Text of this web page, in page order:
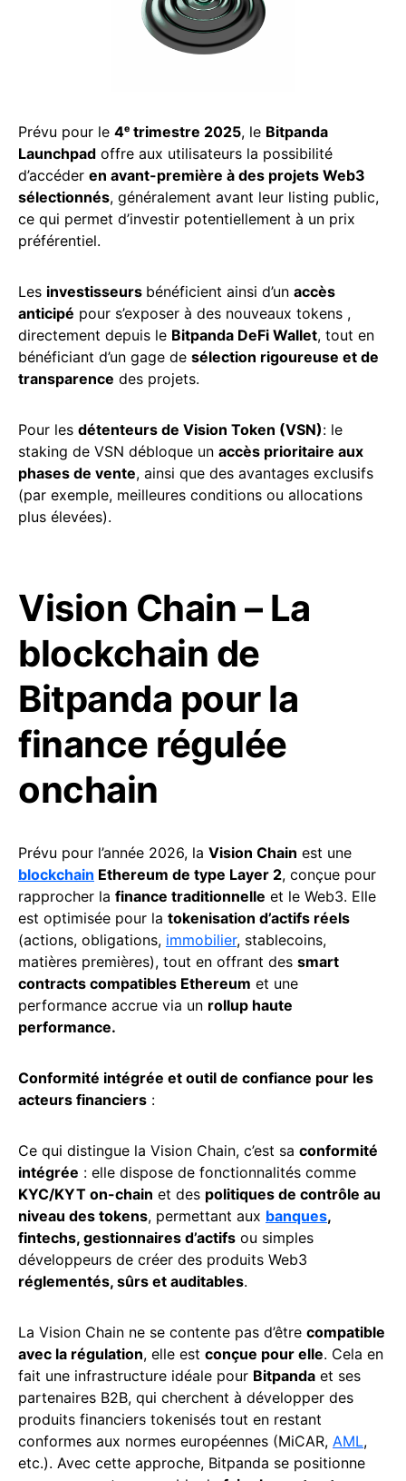
Prévu pour le 4ᵉ trimestre 2025, le Bitpanda
Launchpad offre aux utilisateurs la possibilité
d’accéder en avant-première à des projets Web3
sélectionnés, généralement avant leur listing public,
ce qui permet d’investir potentiellement à un prix
préférentiel.
Les investisseurs bénéficient ainsi d’un accès
anticipé pour s’exposer à des nouveaux tokens ,
directement depuis le Bitpanda DeFi Wallet, tout en
bénéficiant d’un gage de sélection rigoureuse et de
transparence des projets.
Pour les détenteurs de Vision Token (VSN): le
staking de VSN débloque un accès prioritaire aux
phases de vente, ainsi que des avantages exclusifs
(par exemple, meilleures conditions ou allocations
plus élevées).
Vision Chain – La
blockchain de
Bitpanda pour la
finance régulée
onchain
Prévu pour l’année 2026, la Vision Chain est une
blockchain Ethereum de type Layer 2, conçue pour
rapprocher la finance traditionnelle et le Web3. Elle
est optimisée pour la tokenisation d’actifs réels
(actions, obligations, immobilier, stablecoins,
matières premières), tout en offrant des smart
contracts compatibles Ethereum et une
performance accrue via un rollup haute
performance.
Conformité intégrée et outil de confiance pour les
acteurs financiers :
Ce qui distingue la Vision Chain, c’est sa conformité
intégrée : elle dispose de fonctionnalités comme
KYC/KYT on-chain et des politiques de contrôle au
niveau des tokens, permettant aux banques,
fintechs, gestionnaires d’actifs ou simples
développeurs de créer des produits Web3
réglementés, sûrs et auditables.
La Vision Chain ne se contente pas d’être compatible
avec la régulation, elle est conçue pour elle. Cela en
fait une infrastructure idéale pour Bitpanda et ses
partenaires B2B, qui cherchent à développer des
produits financiers tokenisés tout en restant
conformes aux normes européennes (MiCAR, AML,
etc.). Avec cette approche, Bitpanda se positionne